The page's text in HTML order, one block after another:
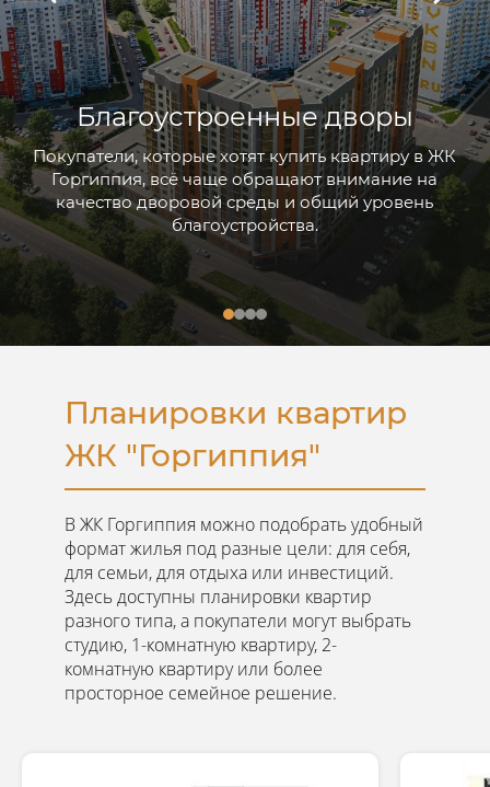
Куда отправить?
Отправить на WhatsApp
Отправить в Telegram
Позвонить
Получи каталог
Я принимаю Положение и даю
Согласие
на обработку персональных данных.
Горгиппия
ОФИЦИАЛЬНЫЙ САЙТ ЗАСТРОЙЩИКА
Присутствует
льготное
кредитование
от застройщика
Благоустроенные дворы
Покупатели, которые хотят купить квартиру в ЖК
Горгиппия, всё чаще обращают внимание на
качество дворовой среды и общий уровень
благоустройства.
Планировки квартир
ЖК "Горгиппия"
В ЖК Горгиппия можно подобрать удобный
формат жилья под разные цели: для себя,
для семьи, для отдыха или инвестиций.
Здесь доступны планировки квартир
разного типа, а покупатели могут выбрать
студию, 1-комнатную квартиру, 2-
комнатную квартиру или более
просторное семейное решение.